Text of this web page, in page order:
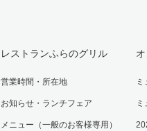
レストランふらのグリル
営業時間・所在地
お知らせ・ランチフェア
メニュー（一般のお客様専用）